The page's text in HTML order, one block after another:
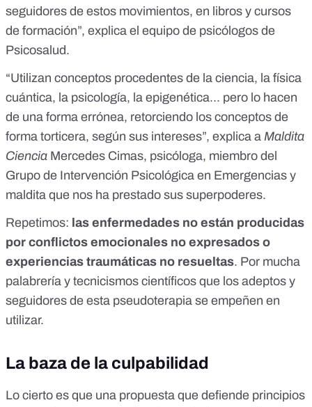
seguidores de estos movimientos, en libros y cursos
de formación”, explica el equipo de psicólogos de
Psicosalud.
“Utilizan conceptos procedentes de la ciencia, la física
cuántica, la psicología, la epigenética... pero lo hacen
de una forma errónea, retorciendo los conceptos de
forma torticera, según sus intereses”, explica a Maldita
Ciencia Mercedes Cimas, psicóloga, miembro del
Grupo de Intervención Psicológica en Emergencias y
maldita que nos ha prestado sus superpoderes.
Repetimos: las enfermedades no están producidas
por conflictos emocionales no expresados o
experiencias traumáticas no resueltas. Por mucha
palabrería y tecnicismos científicos que los adeptos y
seguidores de esta pseudoterapia se empeñen en
utilizar.
La baza de la culpabilidad
Lo cierto es que una propuesta que defiende principios